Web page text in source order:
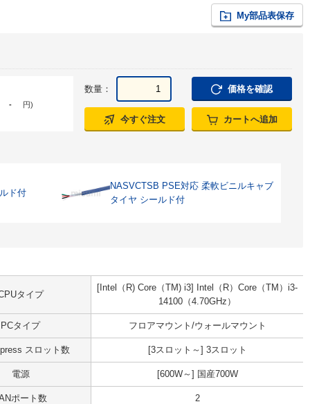
My部品表保存
- 円)
数量： 価格を確認
今すぐ注文 カートへ追加
ド付
NASVCTSB PSE対応 柔軟ビニルキャブ
タイヤ シールド付
タイプ
[Intel（R) Core（TM) i3] Intel（R）Core（TM）i3-
14100（4.70GHz）
PCタイプ フロアマウント/ウォールマウント
スロット数 [3スロット～] 3スロット
電源 [600W～] 国産700W
ポート数 2